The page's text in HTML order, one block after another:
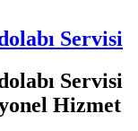
Servisi
Servisi
Hizmet